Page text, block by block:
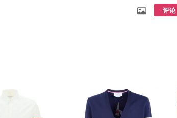
评论